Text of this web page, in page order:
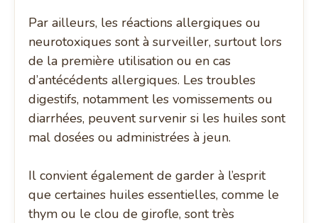
Par ailleurs, les réactions allergiques ou
neurotoxiques sont à surveiller, surtout lors
de la première utilisation ou en cas
d’antécédents allergiques. Les troubles
digestifs, notamment les vomissements ou
diarrhées, peuvent survenir si les huiles sont
mal dosées ou administrées à jeun.
Il convient également de garder à l’esprit
que certaines huiles essentielles, comme le
thym ou le clou de girofle, sont très